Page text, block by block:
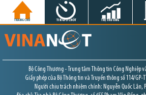
TRANG CHỦ TIN GIỜ CHÓT THỊ TRƯỜNG
Bộ Công Thương - Trung tâm Thông tin Công Nghiệp
Giấy phép của Bộ Thông tin và Truyền thông số 114/GP-
Người chịu trách nhiệm chính: Nguyễn Quốc Lân,